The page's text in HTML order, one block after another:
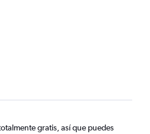
gratis, así que puedes